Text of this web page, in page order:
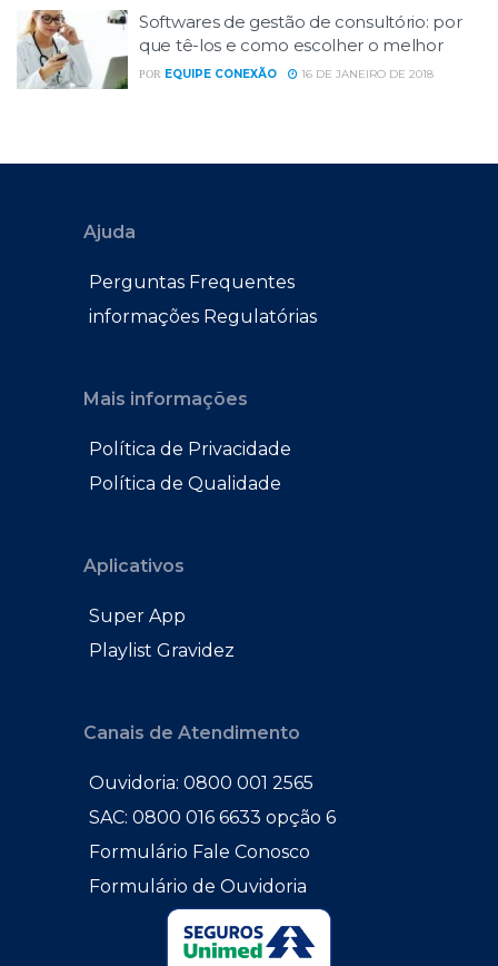
Softwares de gestão de consultório: por
que tê-los e como escolher o melhor
POR EQUIPE CONEXÃO 16 DE JANEIRO DE 2018
Ajuda
Perguntas Frequentes
informações Regulatórias
Mais informações
Política de Privacidade
Política de Qualidade
Aplicativos
Super App
Playlist Gravidez
Canais de Atendimento
Ouvidoria: 0800 001 2565
SAC: 0800 016 6633 opção 6
Formulário Fale Conosco
Formulário de Ouvidoria